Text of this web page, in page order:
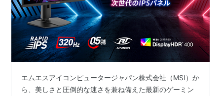
エムエスアイコンピュータージャパン株式会社（MSI）か
ら、美しさと圧倒的な速さを兼ね備えた最新のゲーミン